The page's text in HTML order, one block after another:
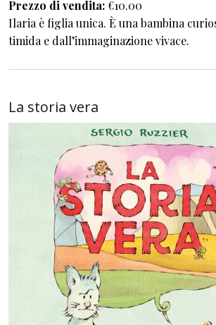
Prezzo di vendita €10.00
Ilaria è figlia unica. È una bambina
timida e dall’immaginazione vivace.
La storia vera